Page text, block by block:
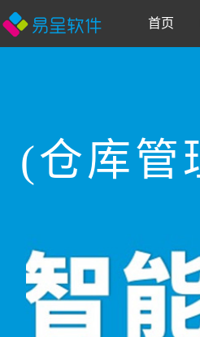
首页
(仓库管